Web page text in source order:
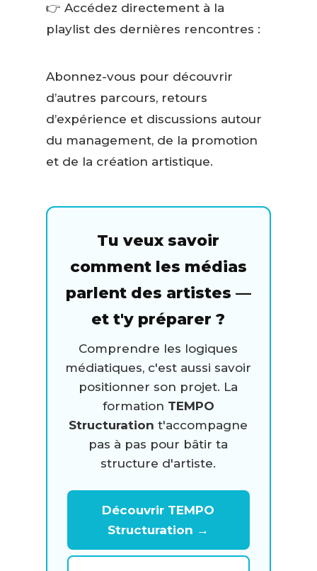
👉 Accédez directement à la
playlist des dernières rencontres :
Abonnez-vous pour découvrir
d’autres parcours, retours
d’expérience et discussions autour
du management, de la promotion
et de la création artistique.
Tu veux savoir
comment les médias
parlent des artistes —
et t'y préparer ?
Comprendre les logiques
médiatiques, c'est aussi savoir
positionner son projet. La
formation TEMPO
Structuration t'accompagne
pas à pas pour bâtir ta
structure d'artiste.
Découvrir TEMPO
Structuration →